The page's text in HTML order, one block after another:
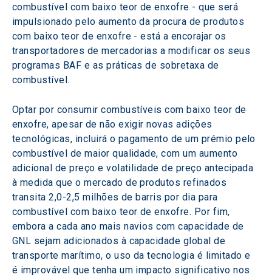
combustível com baixo teor de enxofre - que será
impulsionado pelo aumento da procura de produtos
com baixo teor de enxofre - está a encorajar os
transportadores de mercadorias a modificar os seus
programas BAF e as práticas de sobretaxa de
combustível.
Optar por consumir combustíveis com baixo teor de
enxofre, apesar de não exigir novas adições
tecnológicas, incluirá o pagamento de um prémio pelo
combustível de maior qualidade, com um aumento
adicional de preço e volatilidade de preço antecipada
à medida que o mercado de produtos refinados
transita 2,0-2,5 milhões de barris por dia para
combustível com baixo teor de enxofre. Por fim,
embora a cada ano mais navios com capacidade de
GNL sejam adicionados à capacidade global de
transporte marítimo, o uso da tecnologia é limitado e
é improvável que tenha um impacto significativo nos